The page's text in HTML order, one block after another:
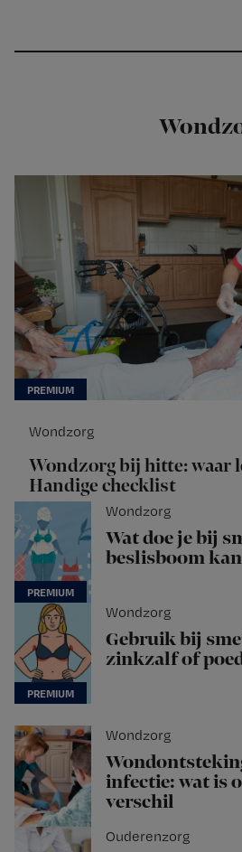
Wondzorg
Wondzorg bij hitte: waar
Handige checklist
Wondzorg
Wat doe je bij
beslisboom
Wondzorg
Gebruik bij
zinkzalf of
Wondzorg
infectie: wat is
verschil
Ouderenzorg